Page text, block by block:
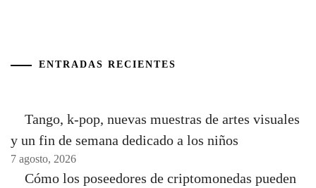
ENTRADAS RECIENTES
Tango, k-pop, nuevas muestras de artes visuales
y un fin de semana dedicado a los niños
7 agosto, 2026
Cómo los poseedores de criptomonedas pueden